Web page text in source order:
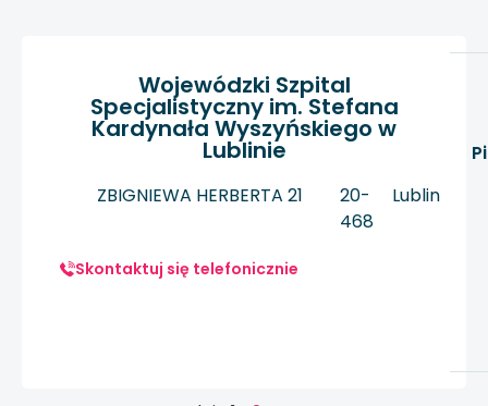
Wojewódzki Szpital
Specjalistyczny im. Stefana
Kardynała Wyszyńskiego w
Lublinie
ZBIGNIEWA HERBERTA 21
20-
468
Lublin
Skontaktuj się telefonicznie